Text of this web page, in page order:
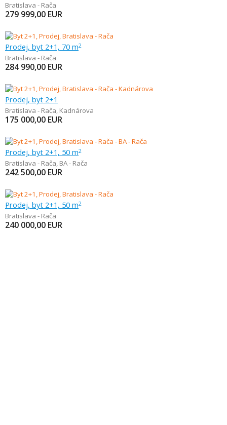
Bratislava - Rača
279 999,00 EUR
Prodej, byt 2+1, 70 m2
Bratislava - Rača
284 990,00 EUR
Prodej, byt 2+1
Bratislava - Rača, Kadnárova
175 000,00 EUR
Prodej, byt 2+1, 50 m2
Bratislava - Rača, BA - Rača
242 500,00 EUR
Prodej, byt 2+1, 50 m2
Bratislava - Rača
240 000,00 EUR